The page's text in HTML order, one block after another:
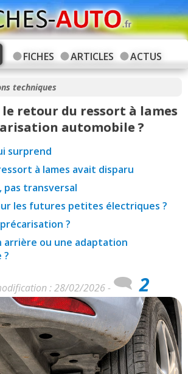
FICHES ARTICLES ACTUS
techniques
retour du ressort à lames
automobile ?
surprend
à lames avait disparu
pas transversal
les futures petites électriques ?
?
arrière ou une adaptation
?
: 28/02/2026 - 2